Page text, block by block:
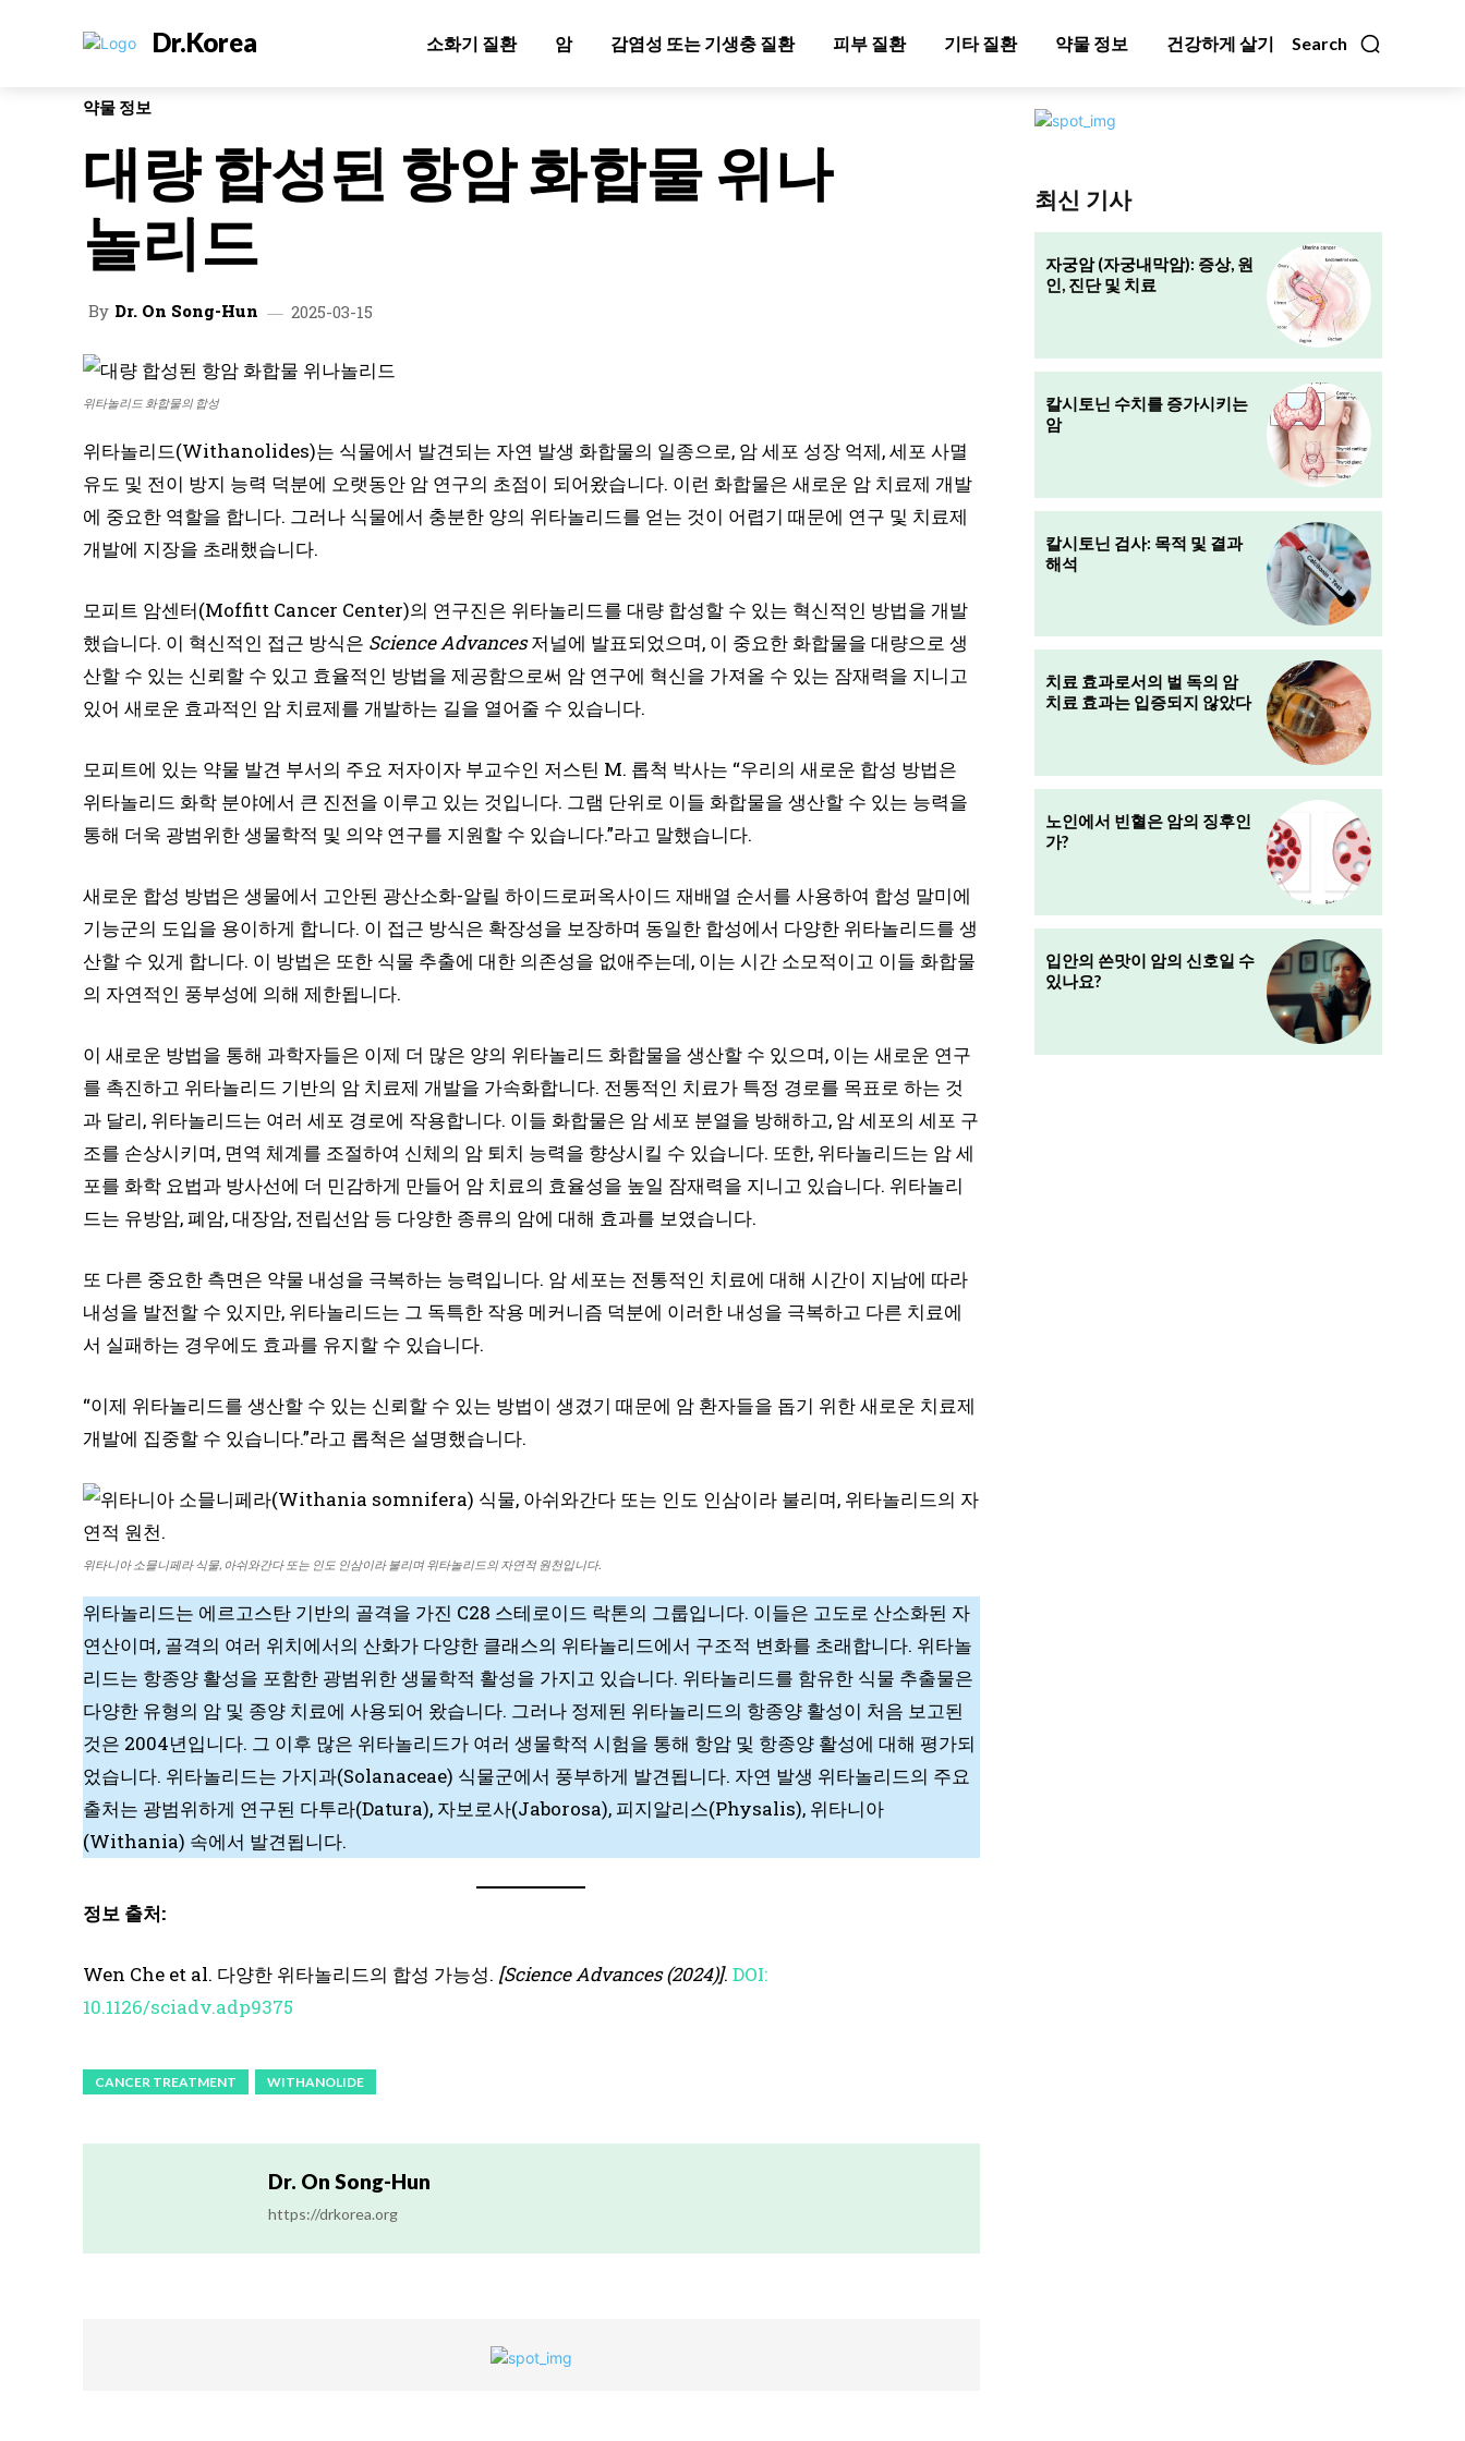
Dr.Korea Search
소화기 질환 암 감염성 또는 기생충 질환 피부 질환 기타 질환 약물 정보 건강하게 살기
약물 정보
대량 합성된 항암 화합물 위나
놀리드
By Dr. On Song-Hun 2025-03-15
위타놀리드 화합물의 합성
위타놀리드(Withanolides)는 식물에서 발견되는 자연 발생 화합물의 일종으로, 암 세포 성장 억제, 세포 사멸
유도 및 전이 방지 능력 덕분에 오랫동안 암 연구의 초점이 되어왔습니다. 이런 화합물은 새로운 암 치료제 개발
에 중요한 역할을 합니다. 그러나 식물에서 충분한 양의 위타놀리드를 얻는 것이 어렵기 때문에 연구 및 치료제
개발에 지장을 초래했습니다.
모피트 암센터(Moffitt Cancer Center)의 연구진은 위타놀리드를 대량 합성할 수 있는 혁신적인 방법을 개발
했습니다. 이 혁신적인 접근 방식은 Science Advances저널에 발표되었으며, 이 중요한 화합물을 대량으로 생
산할 수 있는 신뢰할 수 있고 효율적인 방법을 제공함으로써 암 연구에 혁신을 가져올 수 있는 잠재력을 지니고
있어 새로운 효과적인 암 치료제를 개발하는 길을 열어줄 수 있습니다.
모피트에 있는 약물 발견 부서의 주요 저자이자 부교수인 저스틴 M. 롭척 박사는 “우리의 새로운 합성 방법은
위타놀리드 화학 분야에서 큰 진전을 이루고 있는 것입니다. 그램 단위로 이들 화합물을 생산할 수 있는 능력을
통해 더욱 광범위한 생물학적 및 의약 연구를 지원할 수 있습니다.”라고 말했습니다.
새로운 합성 방법은 생물에서 고안된 광산소화-알릴 하이드로퍼옥사이드 재배열 순서를 사용하여 합성 말미에
기능군의 도입을 용이하게 합니다. 이 접근 방식은 확장성을 보장하며 동일한 합성에서 다양한 위타놀리드를 생
산할 수 있게 합니다. 이 방법은 또한 식물 추출에 대한 의존성을 없애주는데, 이는 시간 소모적이고 이들 화합물
의 자연적인 풍부성에 의해 제한됩니다.
이 새로운 방법을 통해 과학자들은 이제 더 많은 양의 위타놀리드 화합물을 생산할 수 있으며, 이는 새로운 연구
를 촉진하고 위타놀리드 기반의 암 치료제 개발을 가속화합니다. 전통적인 치료가 특정 경로를 목표로 하는 것
과 달리, 위타놀리드는 여러 세포 경로에 작용합니다. 이들 화합물은 암 세포 분열을 방해하고, 암 세포의 세포 구
조를 손상시키며, 면역 체계를 조절하여 신체의 암 퇴치 능력을 향상시킬 수 있습니다. 또한, 위타놀리드는 암 세
포를 화학 요법과 방사선에 더 민감하게 만들어 암 치료의 효율성을 높일 잠재력을 지니고 있습니다. 위타놀리
드는 유방암, 폐암, 대장암, 전립선암 등 다양한 종류의 암에 대해 효과를 보였습니다.
또 다른 중요한 측면은 약물 내성을 극복하는 능력입니다. 암 세포는 전통적인 치료에 대해 시간이 지남에 따라
내성을 발전할 수 있지만, 위타놀리드는 그 독특한 작용 메커니즘 덕분에 이러한 내성을 극복하고 다른 치료에
서 실패하는 경우에도 효과를 유지할 수 있습니다.
“이제 위타놀리드를 생산할 수 있는 신뢰할 수 있는 방법이 생겼기 때문에 암 환자들을 돕기 위한 새로운 치료제
개발에 집중할 수 있습니다.”라고 롭척은 설명했습니다.
위타니아 소믈니페라 식물, 아쉬와간다 또는 인도 인삼이라 불리며 위타놀리드의 자연적 원천입니다.
위타놀리드는 에르고스탄 기반의 골격을 가진 C28 스테로이드 락톤의 그룹입니다. 이들은 고도로 산소화된 자
연산이며, 골격의 여러 위치에서의 산화가 다양한 클래스의 위타놀리드에서 구조적 변화를 초래합니다. 위타놀
리드는 항종양 활성을 포함한 광범위한 생물학적 활성을 가지고 있습니다. 위타놀리드를 함유한 식물 추출물은
다양한 유형의 암 및 종양 치료에 사용되어 왔습니다. 그러나 정제된 위타놀리드의 항종양 활성이 처음 보고된
것은 2004년입니다. 그 이후 많은 위타놀리드가 여러 생물학적 시험을 통해 항암 및 항종양 활성에 대해 평가되
었습니다. 위타놀리드는 가지과(Solanaceae) 식물군에서 풍부하게 발견됩니다. 자연 발생 위타놀리드의 주요
출처는 광범위하게 연구된 다투라(Datura), 자보로사(Jaborosa), 피지알리스(Physalis), 위타니아
(Withania) 속에서 발견됩니다.
정보 출처:
Wen Che et al. 다양한 위타놀리드의 합성 가능성. [Science Advances (2024)]. DOI:
10.1126/sciadv.adp9375
CANCER TREATMENT WITHANOLIDE
Dr. On Song-Hun
https://drkorea.org
최신 기사
자궁암 (자궁내막암): 증상, 원
인, 진단 및 치료
칼시토닌 수치를 증가시키는
암
칼시토닌 검사: 목적 및 결과
해석
치료 효과로서의 벌 독의 암
치료 효과는 입증되지 않았다
노인에서 빈혈은 암의 징후인
가?
입안의 쓴맛이 암의 신호일 수
있나요?